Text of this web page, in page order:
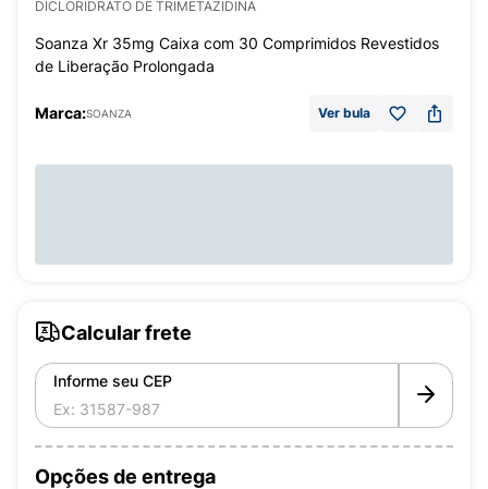
DICLORIDRATO DE TRIMETAZIDINA
Soanza Xr 35mg Caixa com 30 Comprimidos Revestidos
de Liberação Prolongada
Marca:SOANZA Ver bula
Calcular frete
Informe seu CEP
Opções de entrega